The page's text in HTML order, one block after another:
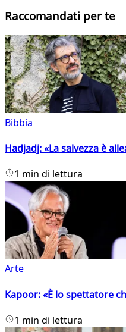
Raccomandati per te
Bibbia
Hadjadj: «La salvezza è
1 min di lettura
Arte
Kapoor: «È lo spettatore
1 min di lettura